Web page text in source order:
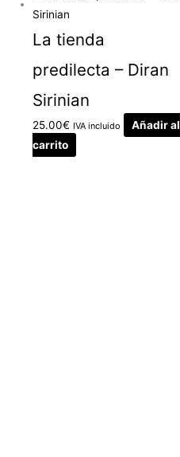
La tienda
predilecta – Diran
Sirinian
25.00€ IVA incluido
Añadir al
carrito